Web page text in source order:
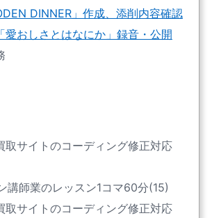
DINNER」作成、添削内容確認
愛おしさとはなにか」録音・公開
取サイトのコーディング修正対応
講師業のレッスン1コマ60分(15)
取サイトのコーディング修正対応